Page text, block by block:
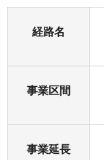
経路名
事業区間
事業延長